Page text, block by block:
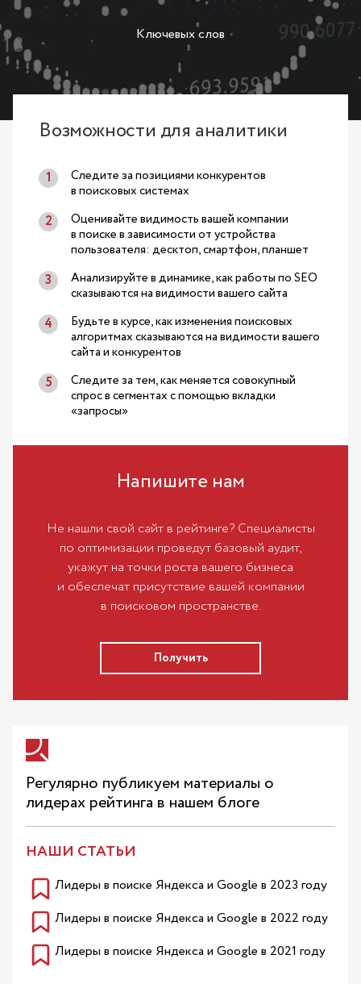
Ключевых слов
Возможности для аналитики
Следите за позициями конкурентов
в поисковых системах
Оценивайте видимость вашей компании
в поиске в зависимости от устройства
пользователя: десктоп, смартфон, планшет
Анализируйте в динамике, как работы по SEO
сказываются на видимости вашего сайта
Будьте в курсе, как изменения поисковых
алгоритмах сказываются на видимости вашего
сайта и конкурентов
Следите за тем, как меняется совокупный
спрос в сегментах с помощью вкладки
«запросы»
Напишите нам
Не нашли свой сайт в рейтинге? Специалисты
по оптимизации проведут базовый аудит,
укажут на точки роста вашего бизнеса
и обеспечат присутствие вашей компании
в поисковом пространстве.
Получить
Регулярно публикуем материалы о
лидерах рейтинга в нашем блоге
НАШИ СТАТЬИ
Лидеры в поиске Яндекса и Google в 2023 году
Лидеры в поиске Яндекса и Google в 2022 году
Лидеры в поиске Яндекса и Google в 2021 году